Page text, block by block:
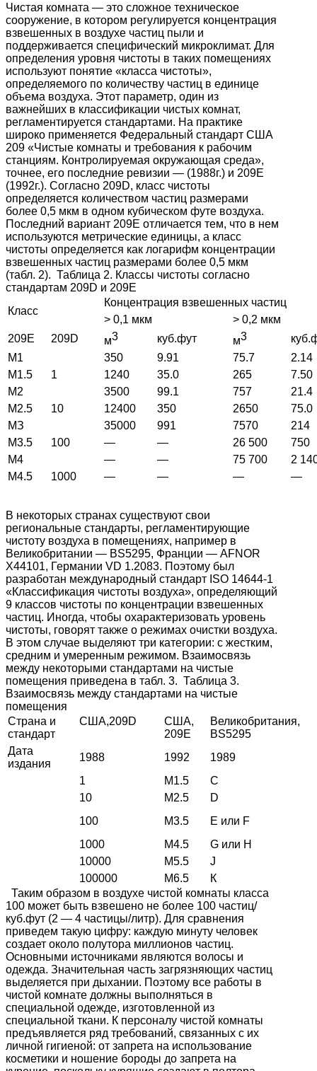
Чистая комната — это сложное техническое
сооружение, в котором регулируется концентрация
взвешенных в воздухе частиц пыли и
поддерживается специфический микроклимат. Для
определения уровня чистоты в таких помещениях
используют понятие «класса чистоты»,
определяемого по количеству частиц в единице
объема воздуха. Этот параметр, один из
важнейших в классификации чистых комнат,
регламентируется стандартами. На практике
широко применяется Федеральный стандарт США
209 «Чистые комнаты и требования к рабочим
станциям. Контролируемая окружающая среда»,
точнее, его последние ревизии — (1988г.) и 209Е
(1992г.). Согласно 209D, класс чистоты
определяется количеством частиц размерами
более 0,5 мкм в одном кубическом футе воздуха.
Последний вариант 209Е отличается тем, что в нем
используются метрические единицы, а класс
чистоты определяется как логарифм концентрации
взвешенных частиц размерами более 0,5 мкм
(табл. 2). Таблица 2. Классы чистоты согласно
стандартам 209D и 209Е
Класс
Концентрация взвешенных частиц
> 0,1 мкм
> 0,2 мкм
209Е
209D м3 куб.фут м3
M1
350 9.91 75.7
2.14
M1.5
1 1240 35.0 265
7.50
M2
3500 99.1 757
21.4
M2.5
10 12400 350 2650
75.0
МЗ
35000 991 7570
214
М3.5
100 — — 26 500
750
М4
— — 75 700
2
М4.5
1000 — — — —
В некоторых странах существуют свои
региональные стандарты, регламентирующие
чистоту воздуха в помещениях, например в
Великобритании — BS5295, Франции — AFNOR
X44101, Германии VD 1.2083. Поэтому был
разработан международный стандарт ISO 14644-1
«Классификация чистоты воздуха», определяющий
9 классов чистоты по концентрации взвешенных
частиц. Иногда, чтобы охарактеризовать уровень
чистоты, говорят также о режимах очистки воздуха.
В этом случае выделяют три категории: с жестким,
средним и умеренным режимом. Взаимосвязь
между некоторыми стандартами на чистые
помещения приведена в табл. 3. Таблица 3.
Взаимосвязь между стандартами на чистые
помещения
Страна и
стандарт
США,209D
США,
209E
Великобритания,
BS5295
Дата
издания
1988 1992
1989
1
M1.5
С
10
M2.5
D
100
M3.5
E или F
1000
M4.5
G или H
10000
M5.5
J
100000
M6.5
К
Таким образом в воздухе чистой комнаты класса
100 может быть взвешено не более 100 частиц/
куб.фут (2 — 4 частицы/литр). Для сравнения
приведем такую цифру: каждую минуту человек
создает около полутора миллионов частиц.
Основными источниками являются волосы и
одежда. Значительная часть загрязняющих частиц
выделяется при дыхании. Поэтому все работы в
чистой комнате должны выполняться в
специальной одежде, изготовленной из
специальной ткани. К персоналу чистой комнаты
предъявляется ряд требований, связанных с их
личной гигиеной: от запрета на использование
косметики и ношение бороды до запрета на